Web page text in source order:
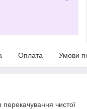
Оплата Умови
перекачування чистої